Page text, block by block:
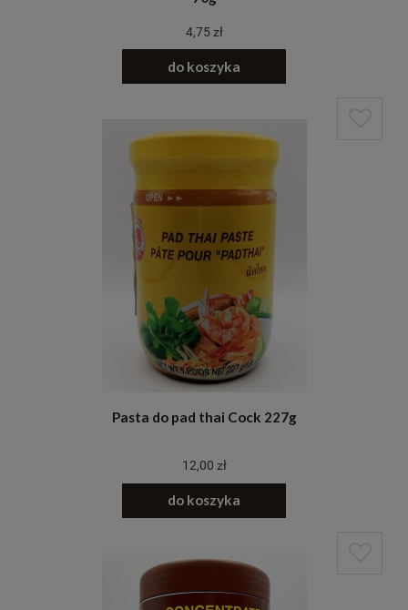
4,75 zł
do koszyka
Pasta do pad thai Cock 227g
12,00 zł
do koszyka